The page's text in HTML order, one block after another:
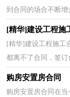
到合同的场合不断
[精华]建设工程施
[精华]建设工程施工
都离不了合同，签
是什么样的呢？以
购房安置房合同
购房安置房合同在